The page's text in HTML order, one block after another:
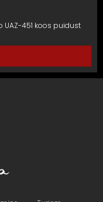
UAZ-451 koos puidust